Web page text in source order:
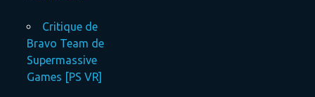
Critique de
Bravo Team de
Supermassive
Games [PS VR]